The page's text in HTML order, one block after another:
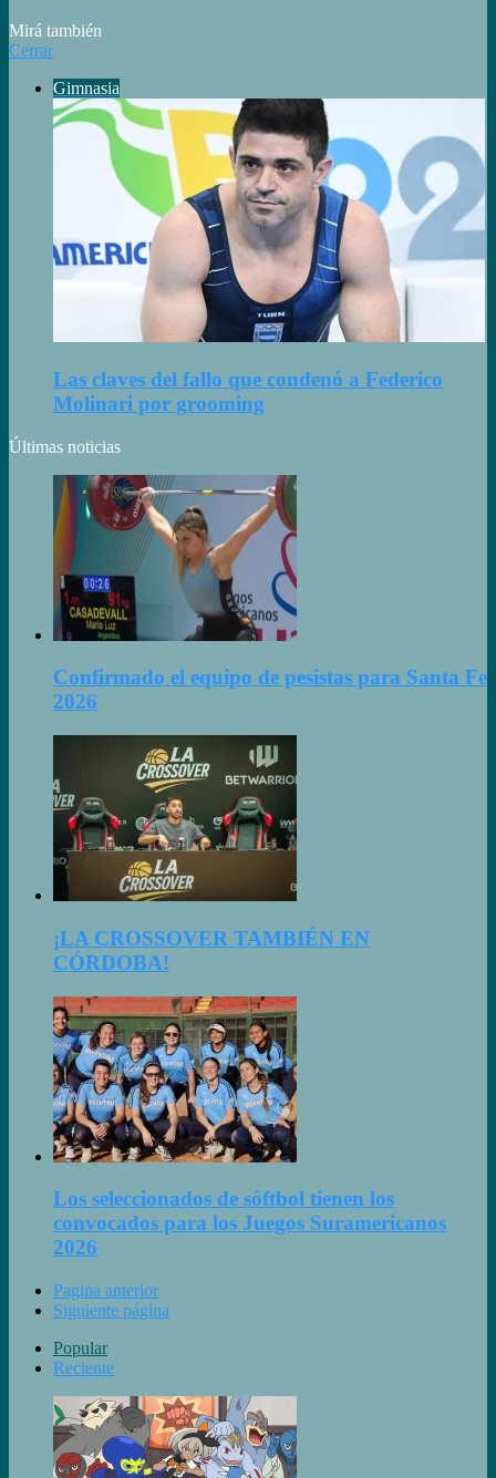
Mirá también
Cerrar
Gimnasia
Las claves del fallo que condenó a Federico
Molinari por grooming
Últimas noticias
Confirmado el equipo de pesistas para Santa Fe
2026
¡LA CROSSOVER TAMBIÉN EN
CÓRDOBA!
Los seleccionados de sóftbol tienen los
convocados para los Juegos Suramericanos
2026
Pagina anterior
Siguiente página
Popular
Reciente